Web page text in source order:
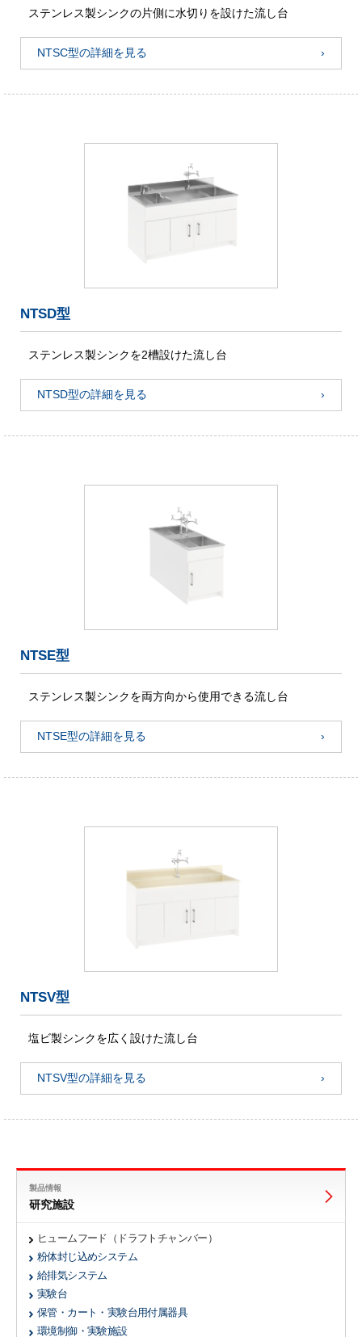
ステンレス製シンクの片側に水切りを設けた流し台
NTSC型の詳細を見る
NTSD型
ステンレス製シンクを2槽設けた流し台
NTSD型の詳細を見る
NTSE型
ステンレス製シンクを両方向から使用できる流し台
NTSE型の詳細を見る
NTSV型
塩ビ製シンクを広く設けた流し台
NTSV型の詳細を見る
製品情報
研究施設
ヒュームフード（ドラフトチャンバー）
粉体封じ込めシステム
給排気システム
実験台
保管・カート・実験台用付属器具
環境制御・実験施設